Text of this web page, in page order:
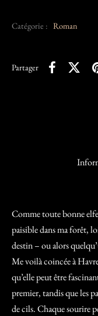
Catégorie : Roman
Partager
Comme toute bonne
paisible dans ma forêt,
destin – ou alors
Me voilà coincée à
qu’elle peut être
premier, tandis que les
de cils. Chaque sourire